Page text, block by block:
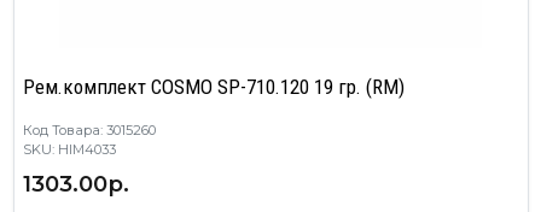
Рем.комплект COSMO SP-710.120 19 гр. (RM)
Код Товара: 3015260
SKU: HIM4033
1303.00р.